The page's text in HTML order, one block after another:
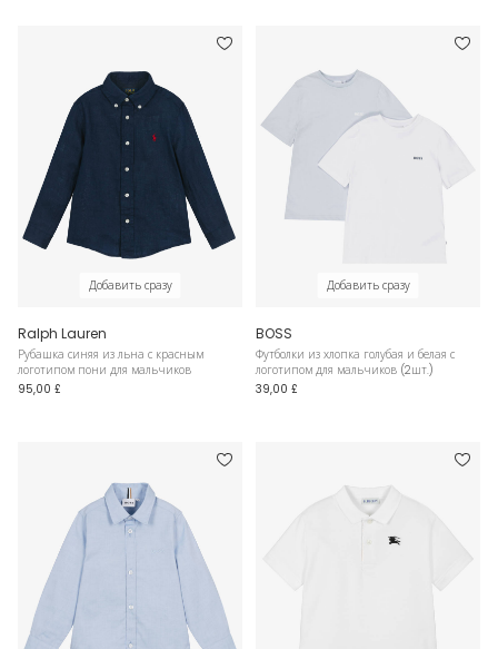
Добавить сразу
Ralph Lauren
Рубашка синяя из льна с красным
логотипом пони для мальчиков
95,00 £
Добавить сразу
BOSS
Футболки из хлопка голубая и белая с
логотипом для мальчиков (2шт.)
39,00 £